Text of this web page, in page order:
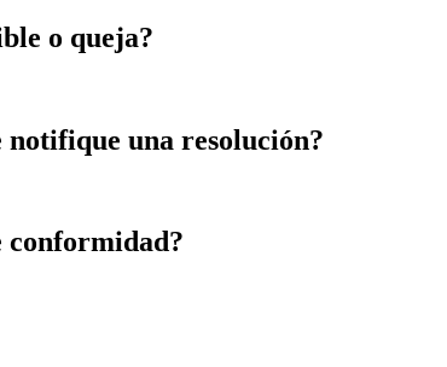
o queja?
notifique una resolución?
conformidad?